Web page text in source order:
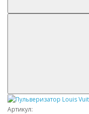
Артикул: